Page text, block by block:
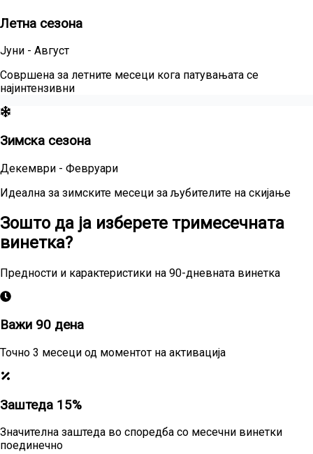
Летна сезона
Јуни - Август
Совршена за летните месеци кога патувањата се
најинтензивни
Зимска сезона
Декември - Февруари
Идеална за зимските месеци за љубителите на скијање
Зошто да ја изберете тримесечната
винетка?
Предности и карактеристики на 90-дневната винетка
Важи 90 дена
Точно 3 месеци од моментот на активација
Заштеда 15%
Значителна заштеда во споредба со месечни винетки
поединечно